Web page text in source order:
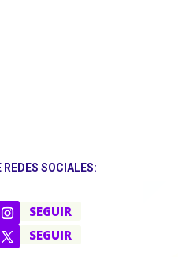
SOCIALES:
SEGUIR
SEGUIR